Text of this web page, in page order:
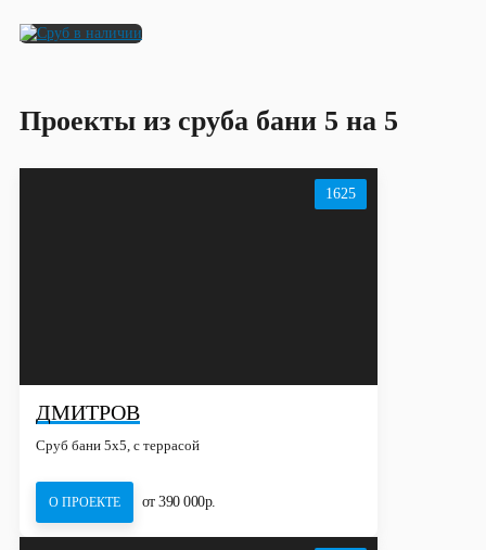
Проекты из сруба бани 5 на 5
1625
ДМИТРОВ
Сруб бани 5х5, с террасой
О ПРОЕКТЕ от 390 000р.